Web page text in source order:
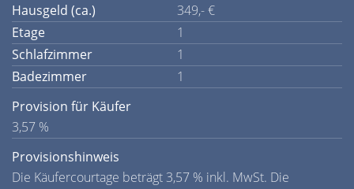
Hausgeld (ca.)
349,- €
Etage
1
Schlafzimmer
1
Badezimmer
1
Provision für Käufer
3,57 %
Provisionshinweis
Die Käufercourtage beträgt 3,57 % inkl. MwSt. Die